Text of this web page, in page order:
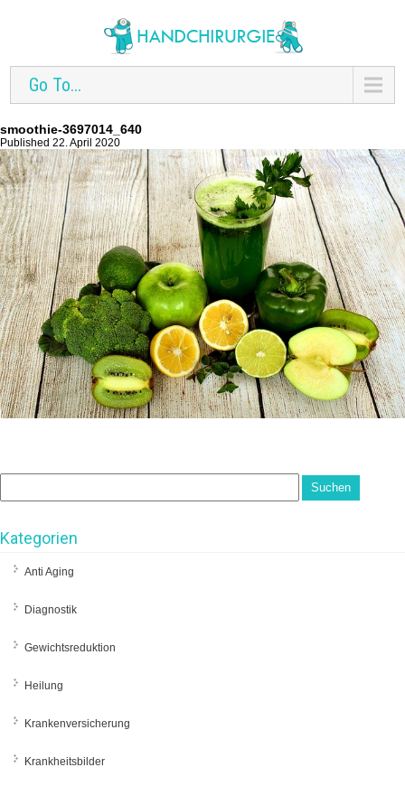
Go To...
smoothie-3697014_640
Published 22. April 2020
Kategorien
Anti Aging
Diagnostik
Gewichtsreduktion
Heilung
Krankenversicherung
Krankheitsbilder